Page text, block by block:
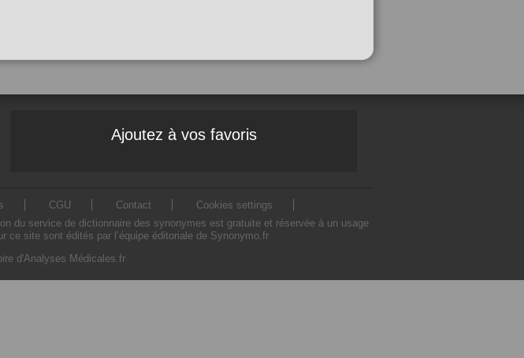
Ajoutez à vos favoris
CGU Contact
Cookies settings
du service de dictionnaire des synonymes est gratuite et réservée à un usage
site sont édités par l’équipe éditoriale de Synonymo.fr
d'Analyses Médicales.fr